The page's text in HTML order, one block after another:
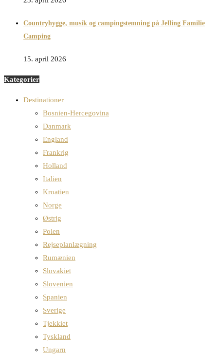
Countryhygge, musik og campingstemning på Jelling Familie
Camping
15. april 2026
Kategorier
Destinationer
Bosnien-Hercegovina
Danmark
England
Frankrig
Holland
Italien
Kroatien
Norge
Østrig
Polen
Rejseplanlægning
Rumænien
Slovakiet
Slovenien
Spanien
Sverige
Tjekkiet
Tyskland
Ungarn